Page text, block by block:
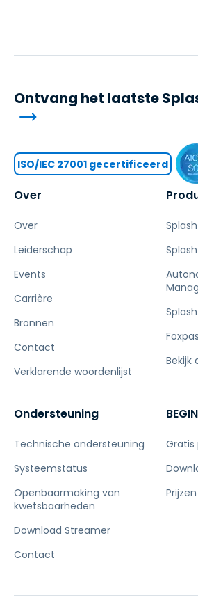
Over
Over
Leiderschap
Events
Carrière
Bronnen
Contact
Verklarende woordenlijst
Bekijk
Ondersteuning
Technische ondersteuning
Systeemstatus
Openbaarmaking van
kwetsbaarheden
Download Streamer
Contact
Prijzen
Ontvang het laatste
ISO/IEC 27001 gecertificeerd